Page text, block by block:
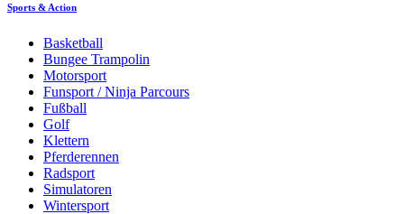
Sports & Action
Basketball
Bungee Trampolin
Motorsport
Funsport / Ninja Parcours
Fußball
Golf
Klettern
Pferderennen
Radsport
Simulatoren
Wintersport